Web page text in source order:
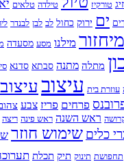
טורקיז טילדה טלאים
ים ירוק כחול לב לבן לבנדר ליה
מילנו מסע מסעדה
מתלה מתנה סבתא סדנא
בית עיצובעיצוב
פרחים פריז צבע צהוב
ראש השנה ראש פינה ריצה
כליםשימוש חוזר
תינוק תיק תכלת תערוכה